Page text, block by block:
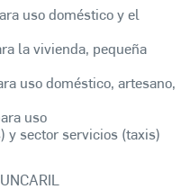
uso doméstico y el
la vivienda, pequeña
uso doméstico, artesano,
uso
sector servicios (taxis)